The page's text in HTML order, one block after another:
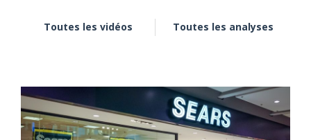
Toutes les vidéos Toutes les analyses